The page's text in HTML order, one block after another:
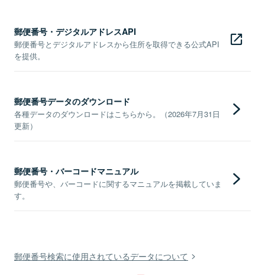
郵便番号・デジタルアドレスAPI
郵便番号とデジタルアドレスから住所を取得できる公式API
を提供。
郵便番号データのダウンロード
各種データのダウンロードはこちらから。（2026年7月31日
更新）
郵便番号・バーコードマニュアル
郵便番号や、バーコードに関するマニュアルを掲載していま
す。
郵便番号検索に使用されているデータについて